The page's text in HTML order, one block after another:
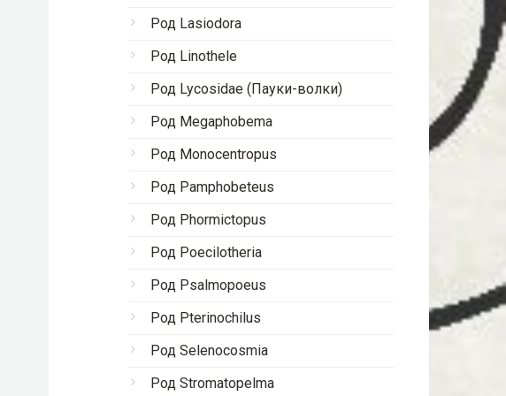
Род Lasiodora
Род Linothele
Род Lycosidae (Пауки-волки)
Род Megaphobema
Род Monocentropus
Род Pamphobeteus
Род Phormictopus
Род Poecilotheria
Род Psalmopoeus
Род Pterinochilus
Род Selenocosmia
Род Stromatopelma